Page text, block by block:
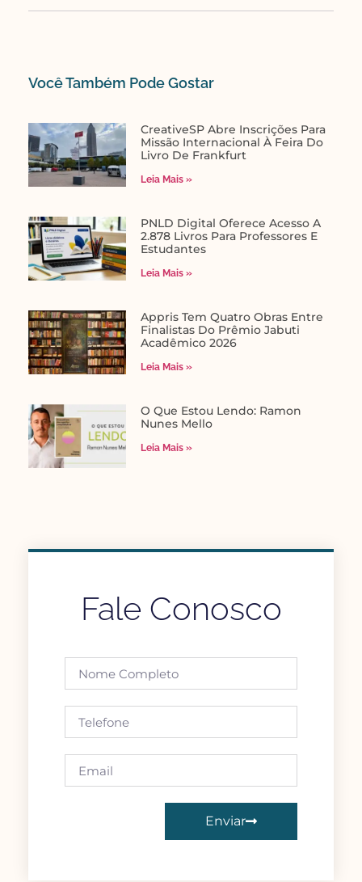
Você Também Pode Gostar​
CreativeSP Abre Inscrições Para
Missão Internacional À Feira Do
Livro De Frankfurt
Leia Mais »
PNLD Digital Oferece Acesso A
2.878 Livros Para Professores E
Estudantes
Leia Mais »
Appris Tem Quatro Obras Entre
Finalistas Do Prêmio Jabuti
Acadêmico 2026
Leia Mais »
O Que Estou Lendo: Ramon
Nunes Mello
Leia Mais »
Fale Conosco
Enviar